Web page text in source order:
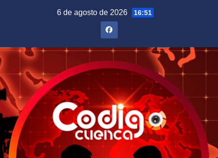
6 de agosto de 2026 16:51